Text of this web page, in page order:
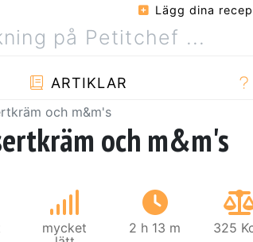
Lägg dina
ARTIKLAR
och m&m's
och m&m's
mycket
2 h 13 m 325